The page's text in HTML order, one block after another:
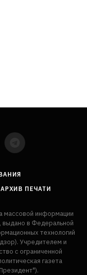
Flickr
АРХИВ ПЕЧАТИ
массовой информации
в Федеральной
технологий
Учредителем и
с ограниченной
газета